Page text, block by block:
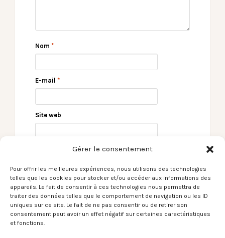
Gérer le consentement
Pour offrir les meilleures expériences, nous utilisons des technologies
telles que les cookies pour stocker et/ou accéder aux informations des
appareils. Le fait de consentir à ces technologies nous permettra de
traiter des données telles que le comportement de navigation ou les ID
uniques sur ce site. Le fait de ne pas consentir ou de retirer son
consentement peut avoir un effet négatif sur certaines caractéristiques
et fonctions.
Nom *
E-mail *
Site web
[Du Son sans blabla]
← [Le Son du moment]
Tip Stevens / Spitfire